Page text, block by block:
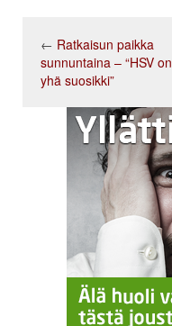
← Ratkaisun paikka
sunnuntaina – “HSV on
yhä suosikki”